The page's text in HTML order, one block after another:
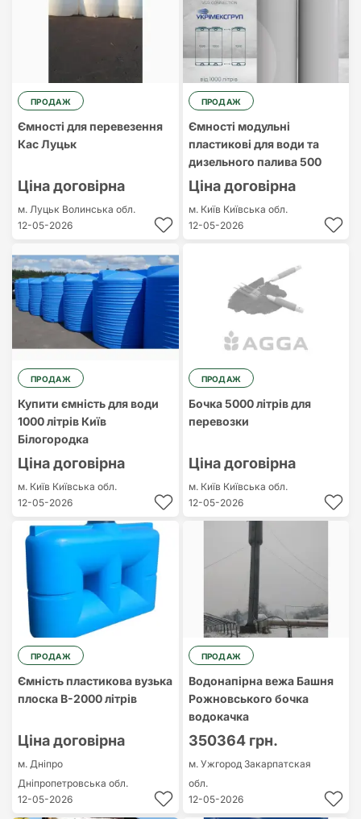
ПРОДАЖ
Ємності для перевезення
Кас Луцьк
Ціна договірна
м. Луцьк Волинська обл.
12-05-2026
ПРОДАЖ
Ємності модульні
пластикові для води та
дизельного палива 500
Ціна договірна
м. Київ Київська обл.
12-05-2026
ПРОДАЖ
Купити ємність для води
1000 літрів Київ
Білогородка
Ціна договірна
м. Київ Київська обл.
12-05-2026
ПРОДАЖ
Бочка 5000 літрів для
перевозки
Ціна договірна
м. Київ Київська обл.
12-05-2026
ПРОДАЖ
Ємність пластикова вузька
плоска В-2000 літрів
Ціна договірна
м. Дніпро
Дніпропетровська обл.
12-05-2026
ПРОДАЖ
Водонапірна вежа Башня
Рожновського бочка
водокачка
350364 грн.
м. Ужгород Закарпатская
обл.
12-05-2026